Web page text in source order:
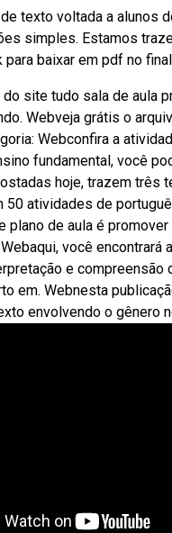
texto voltada a alunos
simples. Estamos
baixar em pdf no
site tudo sala de aula
Webveja grátis o
Webconfira a
fundamental, você
hoje, trazem
atividades de
de aula é
você
e
em. Webnesta
envolvendo o gênero